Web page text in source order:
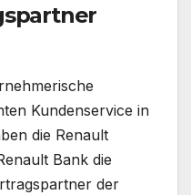
Kundenservice in
die Renault
Bank die
der